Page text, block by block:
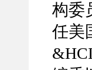
构委
任美